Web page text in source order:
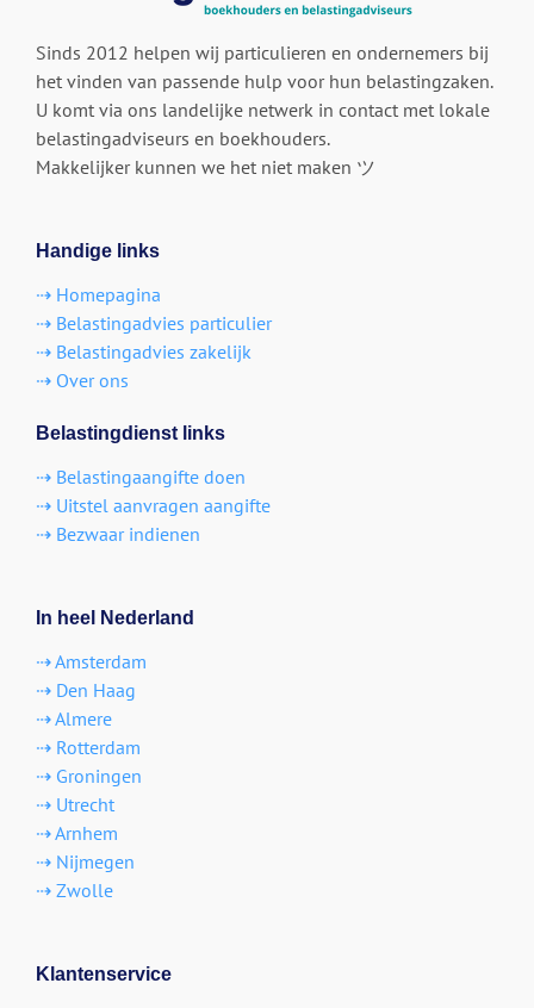
Sinds 2012 helpen wij particulieren en ondernemers bij
het vinden van passende hulp voor hun belastingzaken.
U komt via ons landelijke netwerk in contact met lokale
belastingadviseurs en boekhouders.
Makkelijker kunnen we het niet maken ツ
Handige links
⇢ Homepagina
⇢ Belastingadvies particulier
⇢ Belastingadvies zakelijk
⇢ Over ons
Belastingdienst links
⇢ Belastingaangifte doen
⇢ Uitstel aanvragen aangifte
⇢ Bezwaar indienen
In heel Nederland
⇢ Amsterdam
⇢ Den Haag
⇢ Almere
⇢ Rotterdam
⇢ Groningen
⇢ Utrecht
⇢ Arnhem
⇢ Nijmegen
⇢ Zwolle
Klantenservice